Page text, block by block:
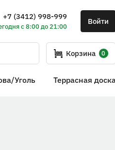
+7 (3412) 998-999
с 8:00 до 21:00
Войти
Корзина 0
Уголь Террасная